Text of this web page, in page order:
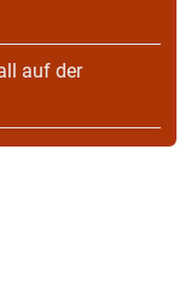
auf der